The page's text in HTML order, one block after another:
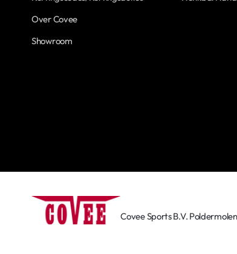
Over Covee
Showroom
Covee Sports B.V.